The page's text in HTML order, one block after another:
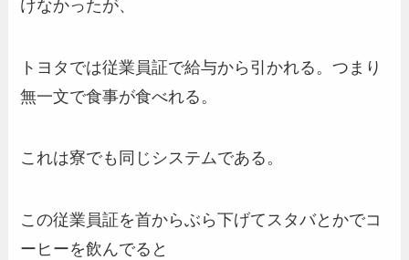
けなかったが、
トヨタでは従業員証で給与から引かれる。つまり
無一文で食事が食べれる。
これは寮でも同じシステムである。
この従業員証を首からぶら下げてスタバとかでコ
ーヒーを飲んでると